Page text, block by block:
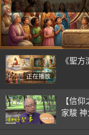
正在播放
《聖
【信
家駿